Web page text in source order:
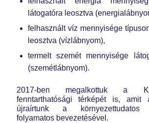
látogatóra leosztva
felhasznált víz mennyisége
leosztva (vízlábnyom),
termelt szemét mennyisége
(szemétlábnyom).
2017-ben megalkottuk a
fenntarthatósági térképét is, amit
újraírtunk a környezettudatos
folyamatos bevezetésével.